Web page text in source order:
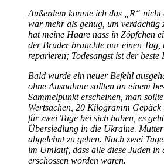
Außerdem konnte ich das R
nicht
war mehr als genug, um verdächtig
hat meine Haare nass in Zöpfchen
der Bruder brauchte nur einen Tag,
reparieren; Todesangst ist der beste
Bald wurde ein neuer Befehl
ohne Ausnahme sollten an einem
Sammelpunkt erscheinen, man
Wertsachen, 20 Kilogramm Gepäck
für zwei Tage bei sich haben, es
Übersiedlung in die Ukraine.
abgelehnt zu gehen. Nach zwei
im Umlauf, dass alle diese Juden in
erschossen worden waren.